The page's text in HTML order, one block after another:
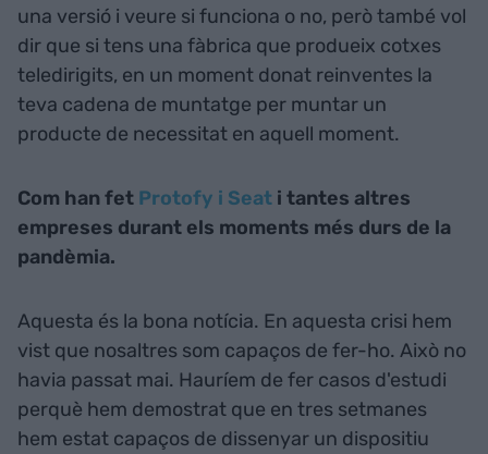
una versió i veure si funciona o no, però també vol
dir que si tens una fàbrica que produeix cotxes
teledirigits, en un moment donat reinventes la
teva cadena de muntatge per muntar un
producte de necessitat en aquell moment.
Com han fet Protofy i Seat i tantes altres
empreses durant els moments més durs de la
pandèmia.
Aquesta és la bona notícia. En aquesta crisi hem
vist que nosaltres som capaços de fer-ho. Això no
havia passat mai. Hauríem de fer casos d'estudi
perquè hem demostrat que en tres setmanes
hem estat capaços de dissenyar un dispositiu